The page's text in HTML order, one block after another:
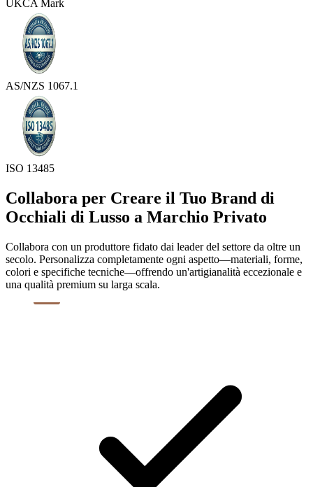
UKCA Mark
AS/NZS 1067.1
ISO 13485
Collabora per Creare il Tuo Brand di
Occhiali di Lusso a Marchio Privato
Collabora con un produttore fidato dai leader del settore da oltre un
secolo. Personalizza completamente ogni aspetto—materiali, forme,
colori e specifiche tecniche—offrendo un'artigianalità eccezionale e
una qualità premium su larga scala.